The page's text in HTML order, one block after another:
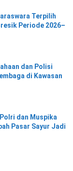
Terpilih
Periode 2026–
dan Polisi
di Kawasan
dan Muspika
Pasar Sayur Jadi